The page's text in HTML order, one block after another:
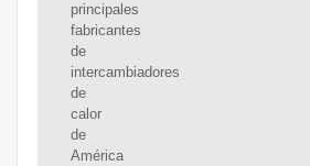
principales
fabricantes
de
intercambiadores
de
calor
de
América